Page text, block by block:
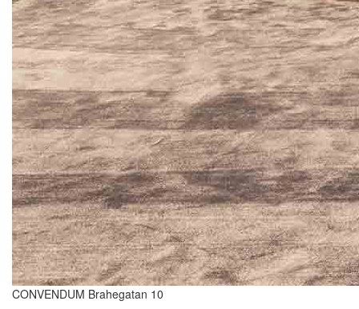
CONVENDUM Brahegatan 10